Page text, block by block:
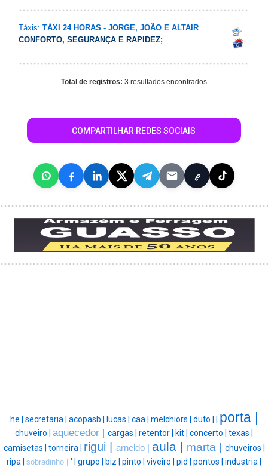
Táxis: TÁXI 24 HORAS - JORGE, JOÃO E ALTAIR
CONFORTO, SEGURANÇA E RAPIDEZ;
Total de registros: 3 resultados encontrados
COMPARTILHAR REDES SOCIAIS
he | secretaria | acopasb | lucas | caa | melchiors | duto | porta |
chuveiro | aquecedor | cargas | retentor | kit | concerto | texas |
camisetas | torneira | rigui | arneldo | aula | marta | chuveiros |
ripa | sobradinho | ' | grupo | biz | pinto | viveiro | pid | pontos | industria |